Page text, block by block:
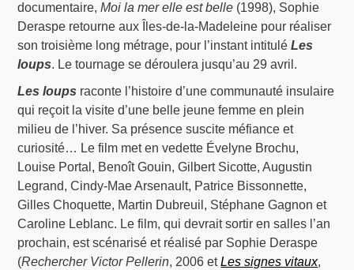
documentaire,Moi la mer elle est belle (1998), Sophie
Deraspe retourne aux Îles-de-la-Madeleine pour réaliser
son troisième long métrage, pour l’instant intituléLes
loups. Le tournage se déroulera jusqu’au 29 avril.
Les loups raconte l’histoire d’une communauté insulaire
qui reçoit la visite d’une belle jeune femme en plein
milieu de l’hiver. Sa présence suscite méfiance et
curiosité… Le film met en vedette Évelyne Brochu,
Louise Portal, Benoît Gouin, Gilbert Sicotte, Augustin
Legrand, Cindy-Mae Arsenault, Patrice Bissonnette,
Gilles Choquette, Martin Dubreuil, Stéphane Gagnon et
Caroline Leblanc. Le film, qui devrait sortir en salles l’an
prochain, est scénarisé et réalisé par Sophie Deraspe
(Rechercher Victor Pellerin, 2006 etLes signes vitaux,